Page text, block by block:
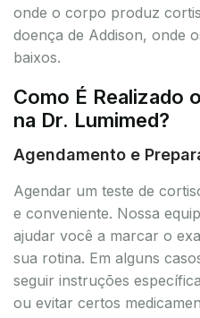
onde o corpo produz
doença de Addison, onde
baixos.
Como É Realizado
na Dr. Lumimed?
Agendamento e
Agendar um teste de
e conveniente. Nossa
ajudar você a marcar o
sua rotina. Em alguns
seguir instruções
ou evitar certos